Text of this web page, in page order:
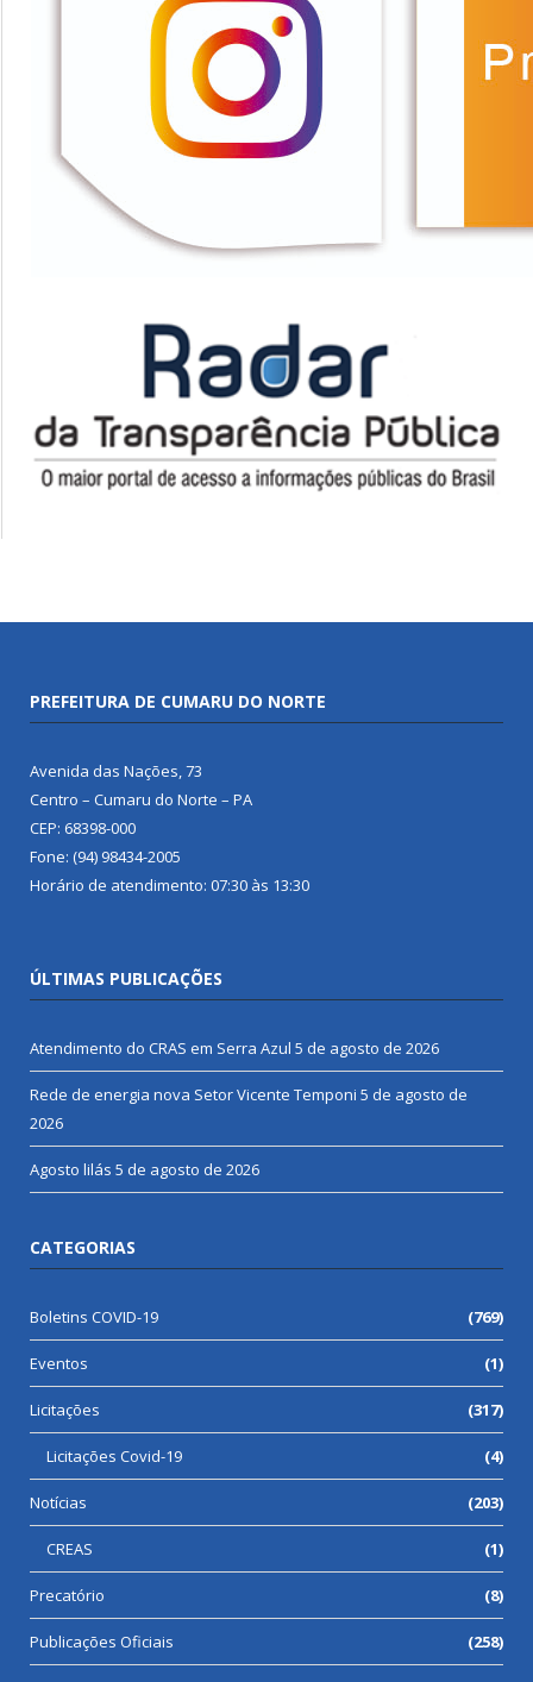
PREFEITURA DE CUMARU DO NORTE
Avenida das Nações, 73
Centro – Cumaru do Norte – PA
CEP: 68398-000
Fone: (94) 98434-2005
Horário de atendimento: 07:30 às 13:30
ÚLTIMAS PUBLICAÇÕES
Atendimento do CRAS em Serra Azul 5 de agosto de 2026
Rede de energia nova Setor Vicente Temponi 5 de agosto de
2026
Agosto lilás 5 de agosto de 2026
CATEGORIAS
Boletins COVID-19 (769)
Eventos (1)
Licitações (317)
Licitações Covid-19 (4)
Notícias (203)
CREAS (1)
Precatório (8)
Publicações Oficiais (258)